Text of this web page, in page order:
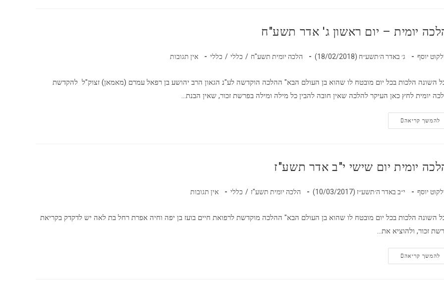
יומית – יום ראשון ג' אדר תשע"ח
יוסף ג׳ באדר ה׳תשע״ח (18/02/2018) הלכה יומית תשע"ח / כללי / כללי אין תגובות
השונה הלכות בכל יום מובטח לו שהוא בן העולם הבא" ההלכה הוקדשה לע"נ הגאון הרב יהושע בן רפאל עמרם (מאמאן) זצוק"ל להקדשת
יומית לחץ כאן העיקר להלכה שאין חובה להבין כל מילה ומילה בפרשת זכור, שאין הבנת…
להמשך קריאה
יומית יום שישי י"ב אדר תשע"ז
יוסף י״ב באדר ה׳תשע״ז (10/03/2017) הלכה יומית תשע"ז / כללי אין תגובות
השונה הלכות בכל יום מובטח לו שהוא בן העולם הבא" ההלכה מוקדשת לרפואת חיים בועז בן יפה וחיה אפרת רחל בת לאה יש לדקדק בקריאת
זכור, ולהוציא את…
להמשך קריאה